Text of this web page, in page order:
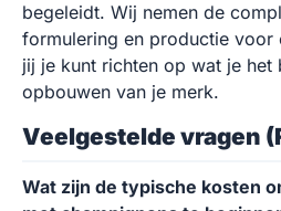
begeleidt. Wij nemen de
formulering en productie voor
jij je kunt richten op wat je het
opbouwen van je merk.
Veelgestelde vragen
Wat zijn de typische kosten